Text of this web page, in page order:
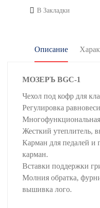
В Закладки
Описание
МОЗЕРЪ BGC-1
Чехол под кофр для
Регулировка
Жесткий утеплитель,
Карман для педалей и
карман.
Вставки поддержки
Молния обратка,
вышивка лого.